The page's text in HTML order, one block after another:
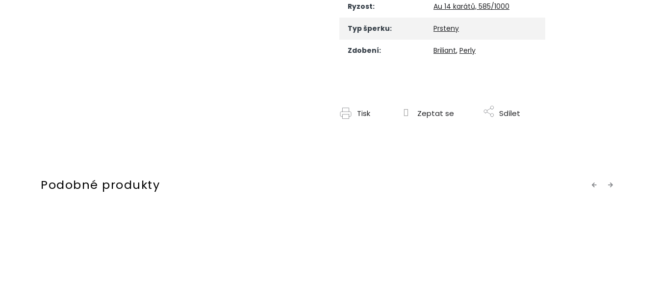
Ryzost: Au 14 karátů, 585/1000
Typ šperku: Prsteny
Zdobení: Briliant, Perly
Tisk Zeptat se Sdílet
Previous
Next